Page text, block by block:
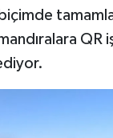
biçimde
QR